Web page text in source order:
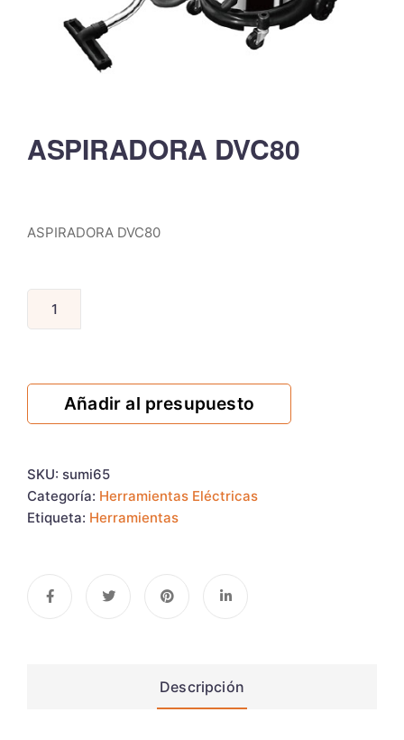
ASPIRADORA DVC80
ASPIRADORA DVC80
Añadir al presupuesto
SKU: sumi65
Categoría: Herramientas Eléctricas
Etiqueta: Herramientas
Descripción